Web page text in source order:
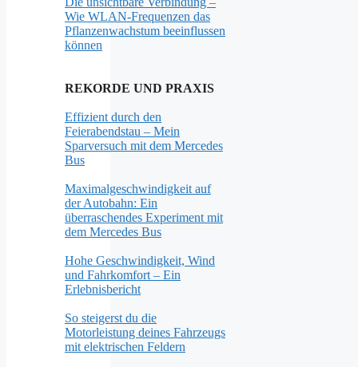
Wie WLAN-Frequenzen das
Pflanzenwachstum beeinflussen
können
REKORDE UND PRAXIS
Effizient durch den
Feierabendstau – Mein
Sparversuch mit dem Mercedes
Bus
Maximalgeschwindigkeit auf
der Autobahn: Ein
überraschendes Experiment mit
dem Mercedes Bus
Hohe Geschwindigkeit, Wind
und Fahrkomfort – Ein
Erlebnisbericht
So steigerst du die
Motorleistung deines Fahrzeugs
mit elektrischen Feldern